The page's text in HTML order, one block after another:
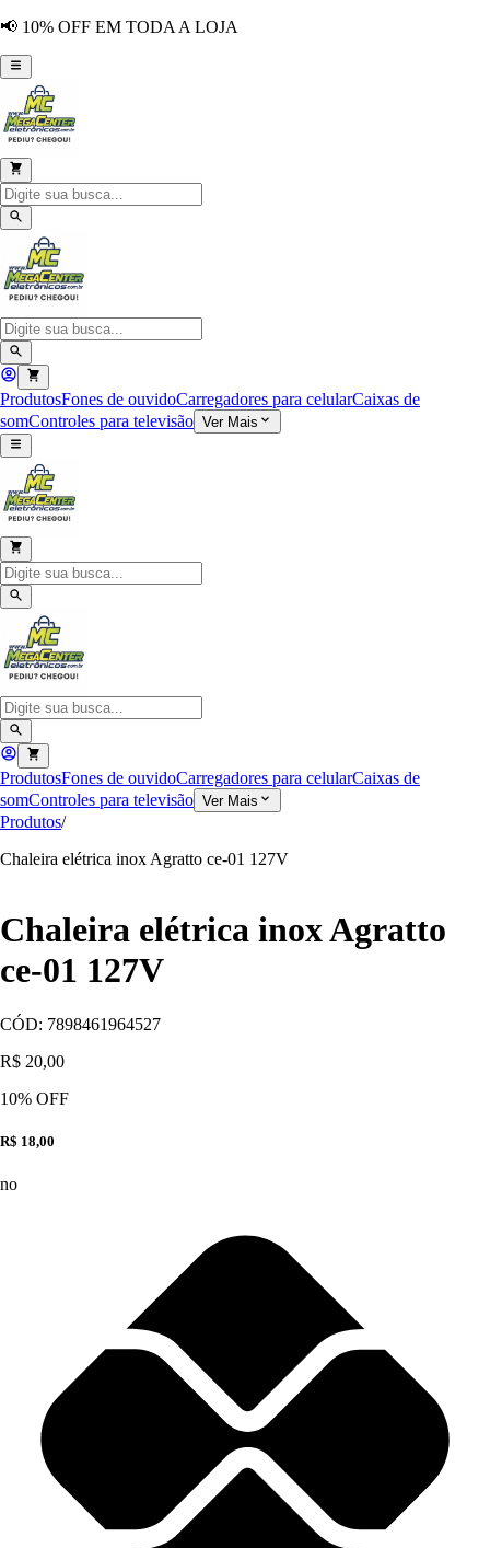
📢 10% OFF EM TODA A LOJA
ProdutosFones de ouvidoCarregadores para celularCaixas de
somControles para televisão Ver Mais
ProdutosFones de ouvidoCarregadores para celularCaixas de
somControles para televisão Ver Mais
Produtos/
Chaleira elétrica inox Agratto ce-01 127V
Chaleira elétrica inox Agratto
ce-01 127V
CÓD: 7898461964527
R$ 20,00
10% OFF
R$ 18,00
no